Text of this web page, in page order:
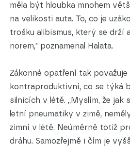
měla být hloubka mnohem
na velikosti auta. To, co je
trošku alibismus, který se drží
norem," poznamenal Halata.
Zákonné opatření tak považuje
kontraproduktivní, co se týká
silnicích v létě. „Myslím, že jak
letní pneumatiky v zimě,
zimní v létě. Neúměrně totiž
dráhu. Samozřejmě i čím je